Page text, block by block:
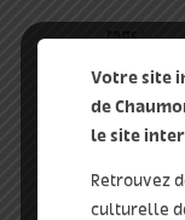
tags :
atelier,
qui
dans la
Votre site
de
le site
Retrouvez
culturelle